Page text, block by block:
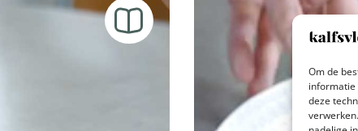
Om de
informatie
deze